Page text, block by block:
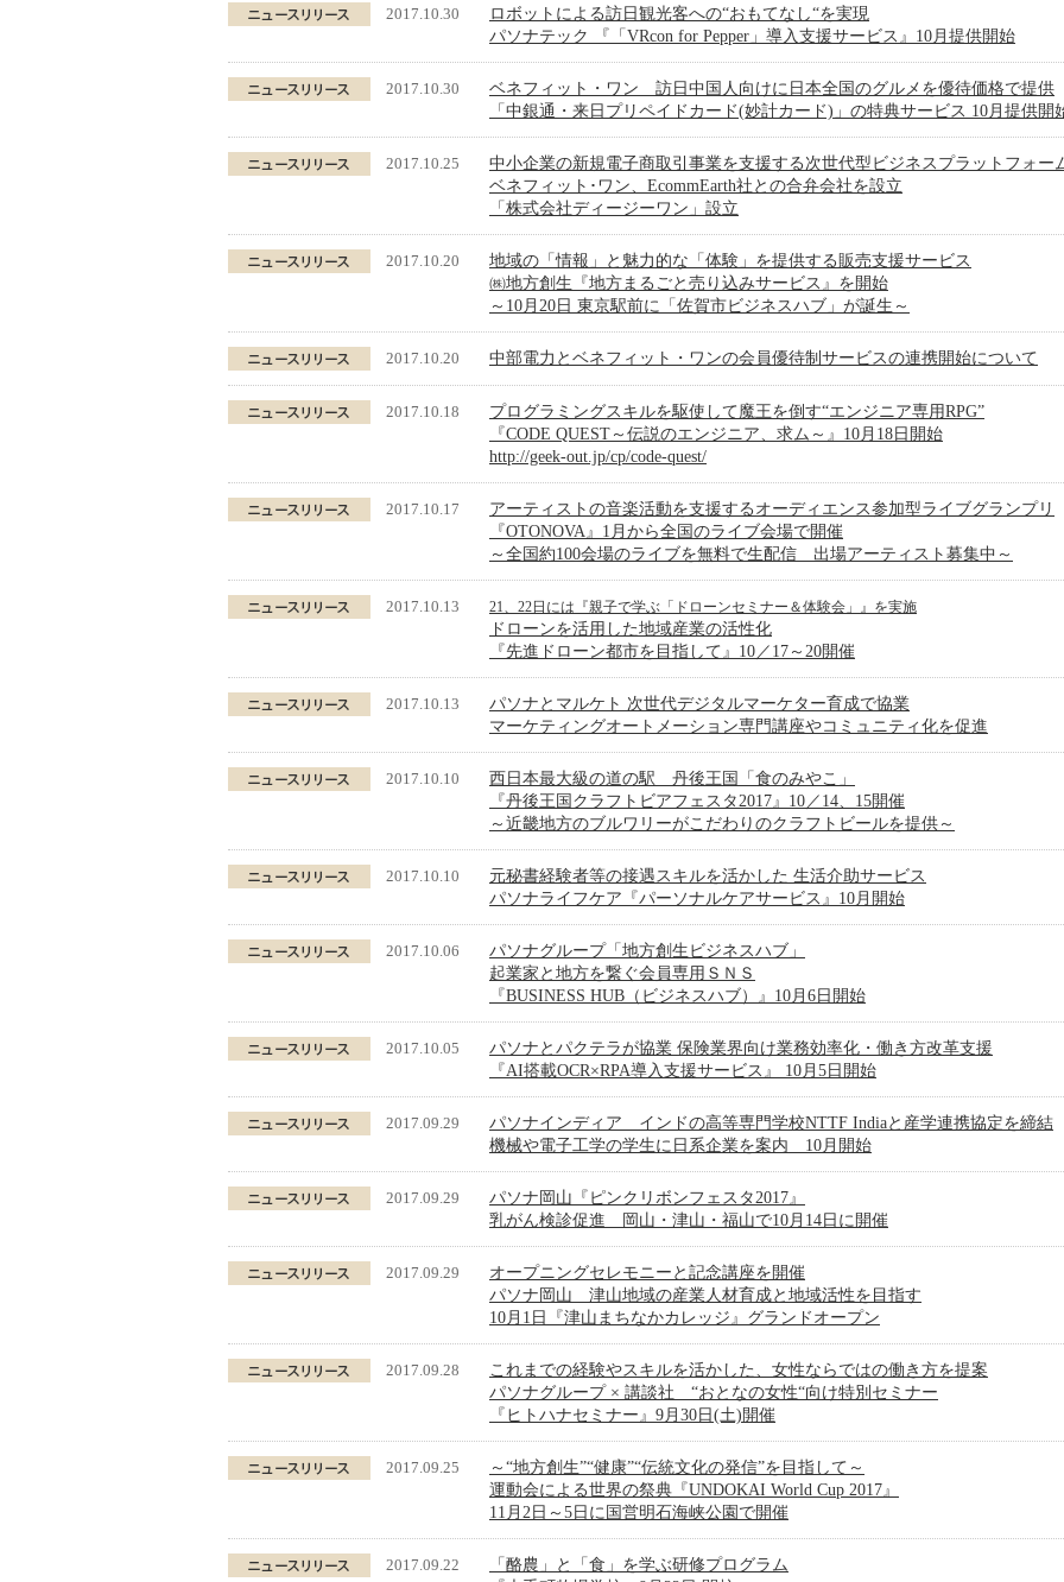
2017.10.30
ロボットによる訪日観光客への“おもてなし“を実現
パソナテック 『「VRcon for Pepper」導入支援サービス』10月提供開始
2017.10.30
ベネフィット・ワン 訪日中国人向けに日本全国のグルメを優待価格で提供
「中銀通・来日プリペイドカード(妙計カード)」の特典サービス 10月提供開
2017.10.25
中小企業の新規電子商取引事業を支援する次世代型ビジネスプラットフォー
ベネフィット･ワン、EcommEarth社との合弁会社を設立
「株式会社ディージーワン」設立
2017.10.20
地域の「情報」と魅力的な「体験」を提供する販売支援サービス
㈱地方創生『地方まるごと売り込みサービス』を開始
～10月20日 東京駅前に「佐賀市ビジネスハブ」が誕生～
2017.10.20 中部電力とベネフィット・ワンの会員優待制サービスの連携開始について
2017.10.18
プログラミングスキルを駆使して魔王を倒す“エンジニア専用RPG”
『CODE QUEST～伝説のエンジニア、求ム～』10月18日開始
http://geek-out.jp/cp/code-quest/
2017.10.17
アーティストの音楽活動を支援するオーディエンス参加型ライブグランプリ
『OTONOVA』1月から全国のライブ会場で開催
～全国約100会場のライブを無料で生配信 出場アーティスト募集中～
2017.10.13 21、22日には『親子で学ぶ「ドローンセミナー＆体験会」』を実施
ドローンを活用した地域産業の活性化
『先進ドローン都市を目指して』10／17～20開催
2017.10.13
パソナとマルケト 次世代デジタルマーケター育成で協業
マーケティングオートメーション専門講座やコミュニティ化を促進
2017.10.10
西日本最大級の道の駅 丹後王国「食のみやこ」
『丹後王国クラフトビアフェスタ2017』10／14、15開催
～近畿地方のブルワリーがこだわりのクラフトビールを提供～
2017.10.10
元秘書経験者等の接遇スキルを活かした 生活介助サービス
パソナライフケア『パーソナルケアサービス』10月開始
2017.10.06
パソナグループ「地方創生ビジネスハブ」
起業家と地方を繋ぐ会員専用ＳＮＳ
『BUSINESS HUB（ビジネスハブ）』10月6日開始
2017.10.05
パソナとパクテラが協業 保険業界向け業務効率化・働き方改革支援
『AI搭載OCR×RPA導入支援サービス』 10月5日開始
2017.09.29
パソナインディア インドの高等専門学校NTTF Indiaと産学連携協定を締結
機械や電子工学の学生に日系企業を案内 10月開始
2017.09.29
パソナ岡山『ピンクリボンフェスタ2017』
乳がん検診促進 岡山・津山・福山で10月14日に開催
2017.09.29
オープニングセレモニーと記念講座を開催
パソナ岡山 津山地域の産業人材育成と地域活性を目指す
10月1日『津山まちなかカレッジ』グランドオープン
2017.09.28
これまでの経験やスキルを活かした、女性ならではの働き方を提案
パソナグループ × 講談社 “おとなの女性“向け特別セミナー
『ヒトハナセミナー』9月30日(土)開催
2017.09.25
～“地方創生”“健康”“伝統文化の発信”を目指して～
運動会による世界の祭典『UNDOKAI World Cup 2017』
11月2日～5日に国営明石海峡公園で開催
2017.09.22
「酪農」と「食」を学ぶ研修プログラム